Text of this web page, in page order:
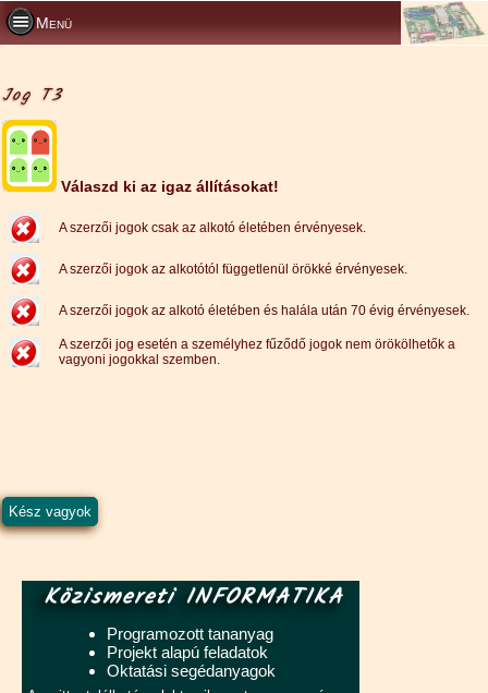
Menü
Jog T3
Válaszd ki az igaz állításokat!
A szerzői jogok csak az alkotó életében érvényesek.
A szerzői jogok az alkotótól függetlenül örökké érvényesek.
A szerzői jogok az alkotó életében és halála után 70 évig érvényesek.
A szerzői jog esetén a személyhez fűződő jogok nem örökölhetők a
vagyoni jogokkal szemben.
Közismereti INFORMATIKA
Programozott tananyag
Projekt alapú feladatok
Oktatási segédanyagok